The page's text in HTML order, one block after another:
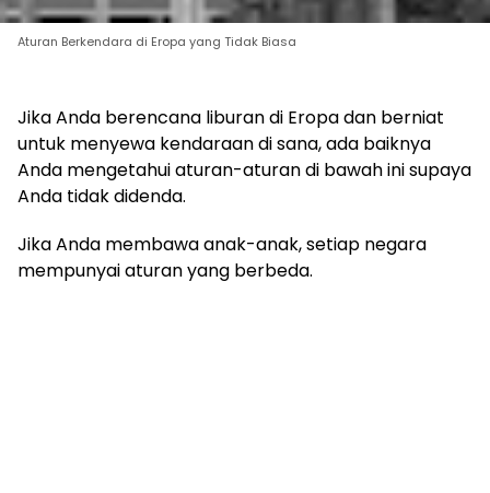
Aturan Berkendara di Eropa yang Tidak Biasa
Jika Anda berencana liburan di Eropa dan berniat
untuk menyewa kendaraan di sana, ada baiknya
Anda mengetahui aturan-aturan di bawah ini supaya
Anda tidak didenda.
Jika Anda membawa anak-anak, setiap negara
mempunyai aturan yang berbeda.